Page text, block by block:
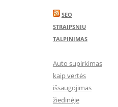
SEO
STRAIPSNIU
TALPINIMAS
Auto supirkimas
kaip vertės
išsaugojimas
žiedinėje